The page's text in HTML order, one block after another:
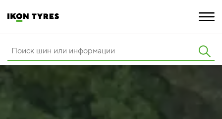
РАСШИРЕННАЯ ГАРАНТИЯ